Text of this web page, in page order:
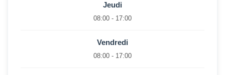
Jeudi
08:00 - 17:00
Vendredi
08:00 - 17:00